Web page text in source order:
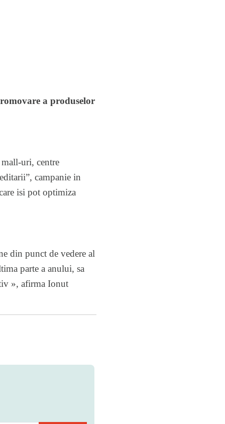
a produselor
uri, centre
campanie in
isi pot optimiza
din punct de vedere al
parte a anului, sa
», afirma Ionut